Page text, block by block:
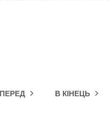
В КІНЕЦЬ